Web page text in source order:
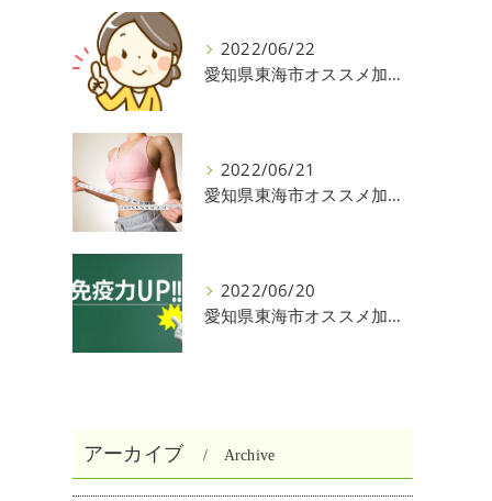
2022/06/22
愛知県東海市オススメ加圧パーソナルトレーニングジム One❣️
2022/06/21
愛知県東海市オススメ加圧パーソナルトレーニングジム One❣️
2022/06/20
愛知県東海市オススメ加圧パーソナルトレーニングジム One❣️
アーカイブ Archive